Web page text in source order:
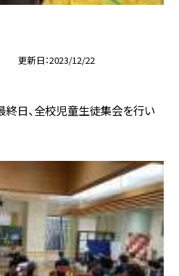
更新日 2023/12/22
終日、全校児童生徒集会を行い